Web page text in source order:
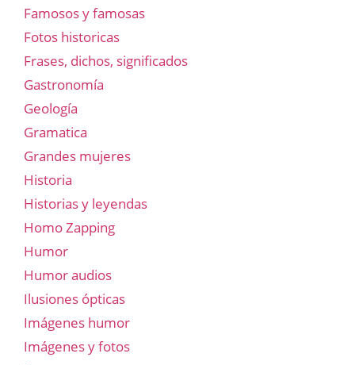
Famosos y famosas
Fotos historicas
Frases, dichos, significados
Gastronomía
Geología
Gramatica
Grandes mujeres
Historia
Historias y leyendas
Homo Zapping
Humor
Humor audios
Ilusiones ópticas
Imágenes humor
Imágenes y fotos